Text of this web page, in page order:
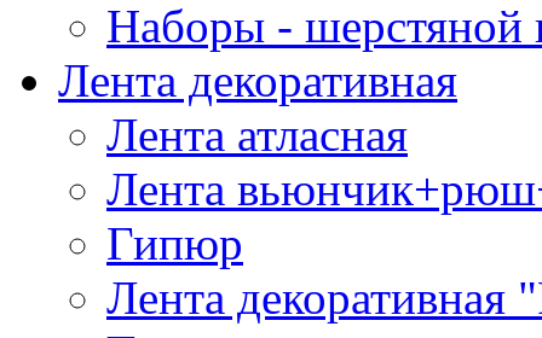
Наборы - шерстяной
Лента декоративная
Лента атласная
Лента
Гипюр
Лента декоративная